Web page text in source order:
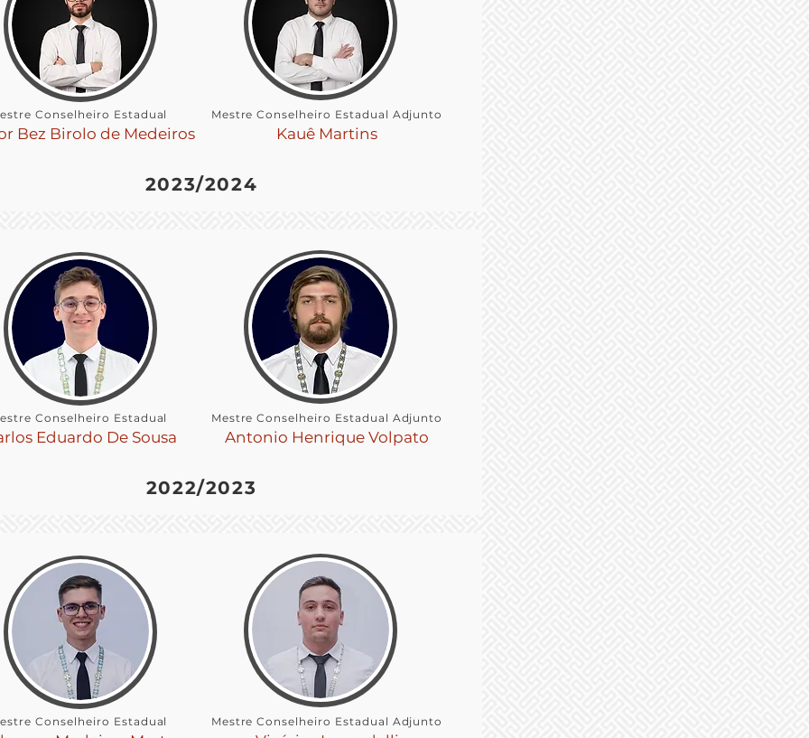
Conselheiro Estadual Mestre Conselheiro Estadual Adjunto
Bez Birolo de Medeiros Kauê Martins
2023/2024
Conselheiro Estadual Mestre Conselheiro Estadual Adjunto
Eduardo De Sousa Antonio Henrique Volpato
2022/2023
Conselheiro Estadual Mestre Conselheiro Estadual Adjunto